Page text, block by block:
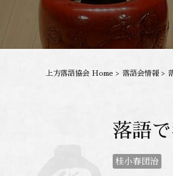
上方落語協会 Home > 落語会情報 >
落語
桂小春団治